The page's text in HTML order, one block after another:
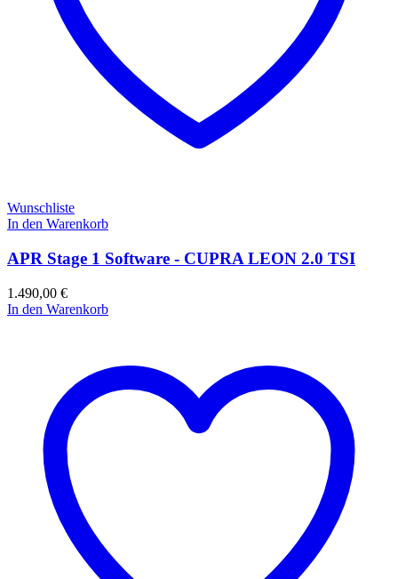
Wunschliste
In den Warenkorb
APR Stage 1 Software - CUPRA LEON 2.0 TSI
1.490,00 €
In den Warenkorb